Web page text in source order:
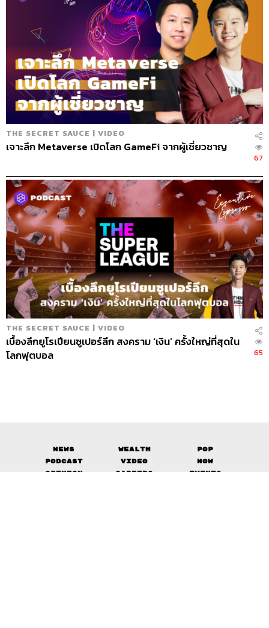
THE SECRET SAUCE | VIDEO
เจาะลึก Metaverse เปิดโลก GameFi จากผู้เชี่ยวชาญ
67
THE SECRET SAUCE | VIDEO
เบื้องลึกยูโรเปียนซูเปอร์ลีก สงคราม ‘เงิน’ ครั้งใหญ่ที่สุดใน
โลกฟุตบอล
65
News Wealth
Pop
Podcast
Video
Now
Opinion
Careers
Events